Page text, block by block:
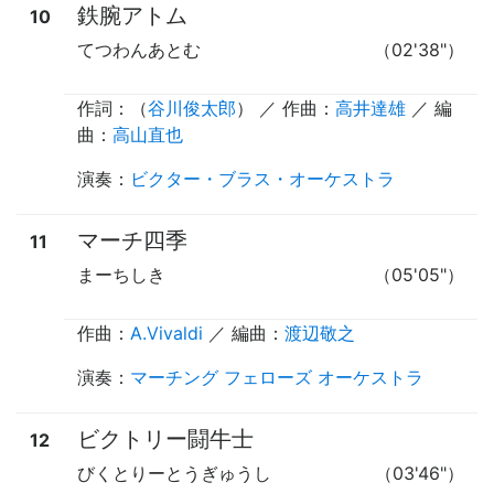
10 鉄腕アトム
（02'38"）
てつわんあとむ
作詞：（谷川俊太郎） ／ 作曲： 高井達雄 ／ 編
曲： 高山直也
演奏 ： ビクター・ブラス・オーケストラ
11 マーチ四季
（05'05"）
まーちしき
作曲： A.Vivaldi ／ 編曲： 渡辺敬之
演奏 ： マーチング フェローズ オーケストラ
12 ビクトリー闘牛士
（03'46"）
びくとりーとうぎゅうし